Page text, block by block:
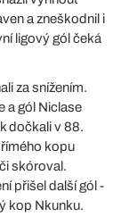
a zneškodnil i
ligový gól čeká
za snížením.
a gól Niclase
dočkali v 88.
kopu
skóroval.
přišel další gól -
kop Nkunku.